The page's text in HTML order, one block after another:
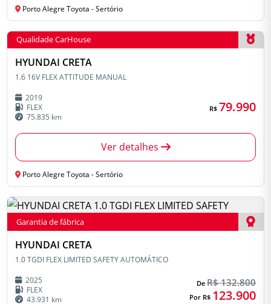
Porto Alegre Toyota - Sertório
Qualidade CarHouse
HYUNDAI CRETA
1.6 16V FLEX ATTITUDE MANUAL
2019
FLEX
75.835 km
R$ 79.990
Ver detalhes
Porto Alegre Toyota - Sertório
Garantia de fábrica
HYUNDAI CRETA
1.0 TGDI FLEX LIMITED SAFETY AUTOMÁTICO
2025
FLEX
43.931 km
De R$ 132.800
Por R$ 123.900